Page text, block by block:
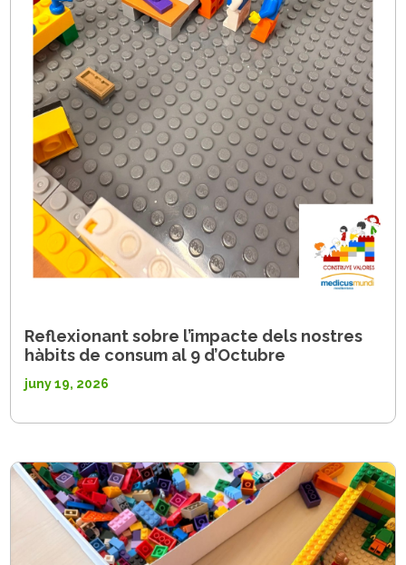
Reflexionant sobre l’impacte dels nostres
hàbits de consum al 9 d’Octubre
juny 19, 2026